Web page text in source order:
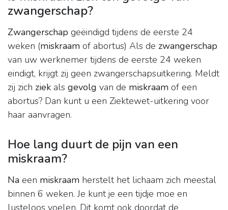
zwangerschap?
Zwangerschap geëindigd tijdens de eerste 24
weken (miskraam of abortus) Als de zwangerschap
van uw werknemer tijdens de eerste 24 weken
eindigt, krijgt zij geen zwangerschapsuitkering. Meldt
zij zich ziek als gevolg van de miskraam of een
abortus? Dan kunt u een Ziektewet-uitkering voor
haar aanvragen.
Hoe lang duurt de pijn van een
miskraam?
Na een miskraam herstelt het lichaam zich meestal
binnen 6 weken. Je kunt je een tijdje moe en
lusteloos voelen. Dit komt ook doordat de